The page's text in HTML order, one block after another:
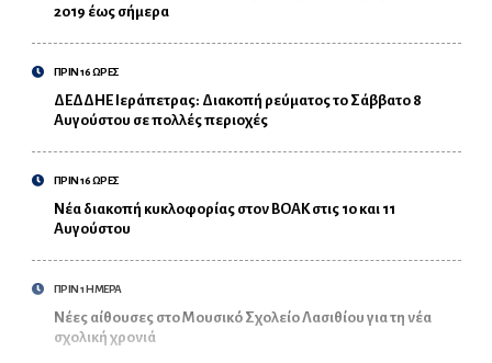
2019 έως σήμερα
ΠΡΙΝ 16 ΩΡΕΣ
ΔΕΔΔΗΕ Ιεράπετρας: Διακοπή ρεύματος το Σάββατο 8
Αυγούστου σε πολλές περιοχές
ΠΡΙΝ 16 ΩΡΕΣ
Νέα διακοπή κυκλοφορίας στον ΒΟΑΚ στις 10 και 11
Αυγούστου
ΠΡΙΝ 1 ΗΜΕΡΑ
Νέες αίθουσες στο Μουσικό Σχολείο Λασιθίου για τη νέα
σχολική χρονιά